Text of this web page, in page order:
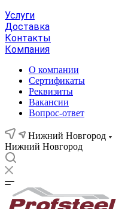
Услуги
Доставка
Контакты
Компания
О компании
Сертификаты
Реквизиты
Вакансии
Вопрос-ответ
Нижний Новгород
Нижний Новгород